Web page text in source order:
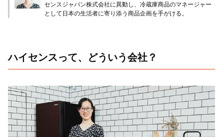
センスジャパン株式会社に異動し、冷蔵庫商品のマネージャー
として日本の生活者に寄り添う商品企画を手がける。
ハイセンスって、どういう会社？